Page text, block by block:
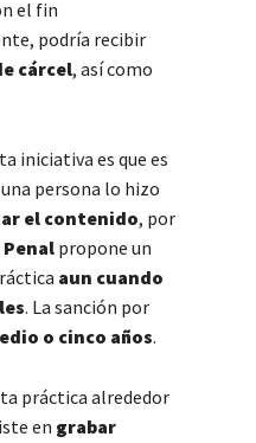
el fin
podría recibir
cárcel, así como
iniciativa es que es
persona lo hizo
el contenido, por
propone un
aun cuando
. La sanción por
o cinco años.
práctica alrededor
en grabar